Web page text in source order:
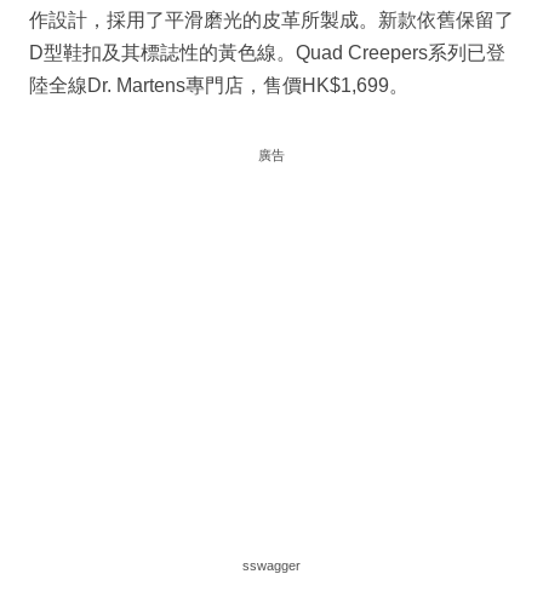
作設計，採用了平滑磨光的皮革所製成。新款依舊保留了
D型鞋扣及其標誌性的黃色線。Quad Creepers系列已登
陸全線Dr. Martens專門店，售價HK$1,699。
廣告
sswagger